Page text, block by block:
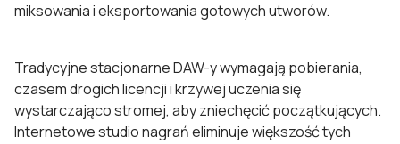
miksowania i eksportowania gotowych utworów.
Tradycyjne stacjonarne DAW-y wymagają pobierania,
czasem drogich licencji i krzywej uczenia się
wystarczająco stromej, aby zniechęcić początkujących.
Internetowe studio nagrań eliminuje większość tych